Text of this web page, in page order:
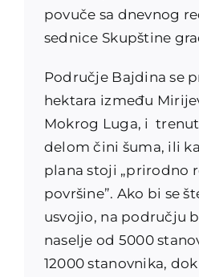
povuče sa dnevnog
sednice Skupštine
Područje Bajdina se
hektara između
Mokrog Luga, i
delom čini šuma, ili
plana stoji „prirodno
površine”. Ako bi se
usvojio, na području
naselje od 5000
12000 stanovnika,